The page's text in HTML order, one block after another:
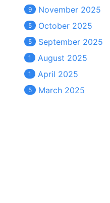
9 November 2025
5 October 2025
5 September 2025
1 August 2025
1 April 2025
5 March 2025